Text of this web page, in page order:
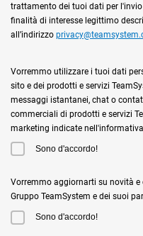
trattamento dei tuoi dati per
finalità di interesse legittimo
all’indirizzo
Vorremmo utilizzare i tuoi dati
sito e dei prodotti e servizi
messaggi istantanei, chat o
commerciali di prodotti e servizi
marketing indicate
Sono d'accordo!
Vorremmo aggiornarti su novità e
Gruppo TeamSystem e dei suoi
Sono d'accordo!